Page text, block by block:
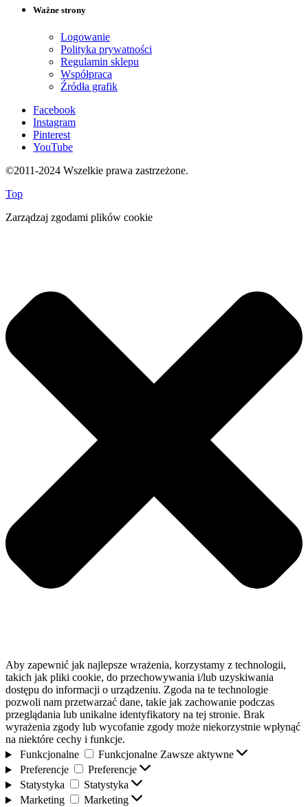
Ważne strony
Logowanie
Polityka prywatności
Regulamin sklepu
Współpraca
Źródła grafik
Facebook
Instagram
Pinterest
YouTube
©2011-2024 Wszelkie prawa zastrzeżone.
Top
Zarządzaj zgodami plików cookie
Aby zapewnić jak najlepsze wrażenia, korzystamy z technologii,
takich jak pliki cookie, do przechowywania i/lub uzyskiwania
dostępu do informacji o urządzeniu. Zgoda na te technologie
pozwoli nam przetwarzać dane, takie jak zachowanie podczas
przeglądania lub unikalne identyfikatory na tej stronie. Brak
wyrażenia zgody lub wycofanie zgody może niekorzystnie wpłynąć
na niektóre cechy i funkcje.
Funkcjonalne
Funkcjonalne Zawsze aktywne
Preferencje
Preferencje
Statystyka
Statystyka
Marketing
Marketing